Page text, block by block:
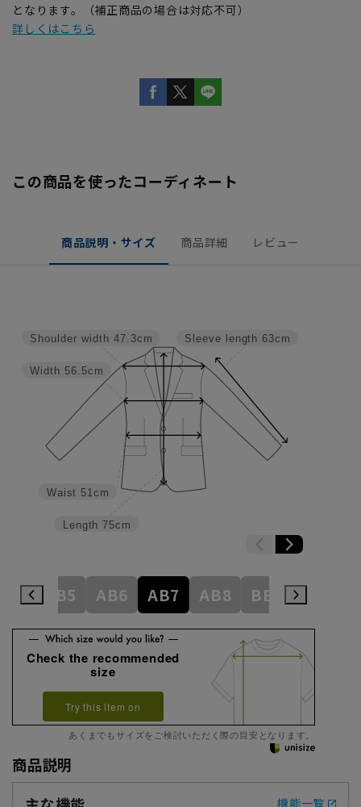
となります。（補正商品の場合は対応不可）
詳しくはこちら
この商品を使ったコーディネート
商品説明・サイズ 商品詳細 レビュー
Sleeve length 63cm
Length 75cm
Waist 51cm
Width 56.5cm
Shoulder width 47.3cm
AB5 AB6 AB7 AB8 BE3 BE4
Check the recommended
size
Try this item on
あくまでもサイズをご検討いただく際の目安となります。
商品説明
機能一覧